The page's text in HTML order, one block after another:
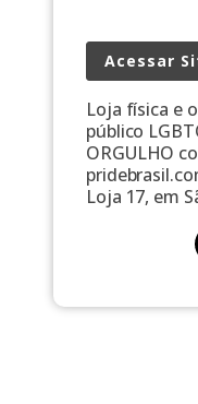
Acessar
Loja física e
público
ORGULHO
Loja 17, em